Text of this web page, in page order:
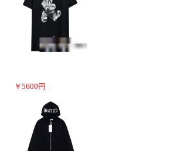
￥ 5600 円